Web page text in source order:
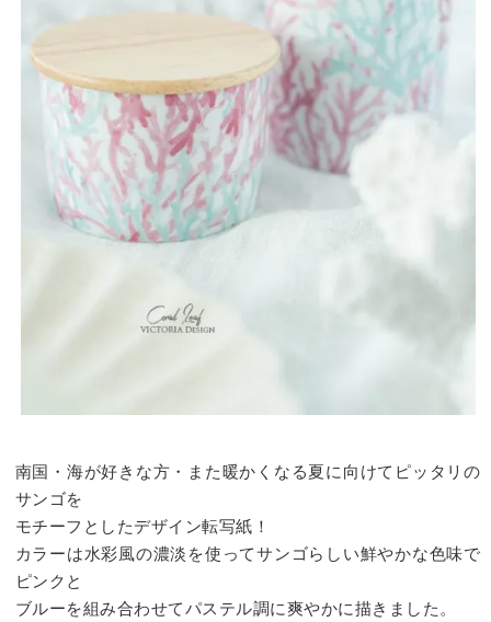
南国・海が好きな方・また暖かくなる夏に向けてピッタリの
サンゴを
モチーフとしたデザイン転写紙！
カラーは水彩風の濃淡を使ってサンゴらしい鮮やかな色味で
ピンクと
ブルーを組み合わせてパステル調に爽やかに描きました。